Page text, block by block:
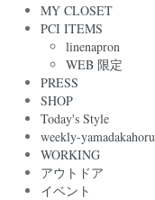
MY CLOSET
PCI ITEMS
linenapron
WEB 限定
PRESS
SHOP
Today's Style
weekly-yamadakahoru
WORKING
アウトドア
イベント